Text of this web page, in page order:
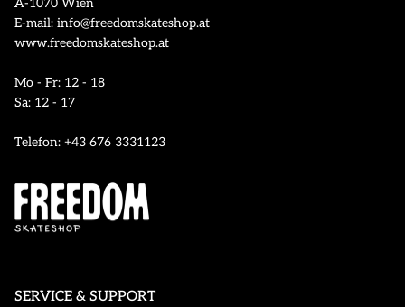
E-mail: info@freedomskateshop.at
www.freedomskateshop.at
Mo - Fr: 12 - 18
Sa: 12 - 17
Telefon: +43 676 3331123
SERVICE & SUPPORT